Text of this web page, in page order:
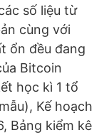
số liệu từ
cùng với
ổn đều đang
Bitcoin
học kì 1 tổ
Kế hoạch
Bảng kiểm kê